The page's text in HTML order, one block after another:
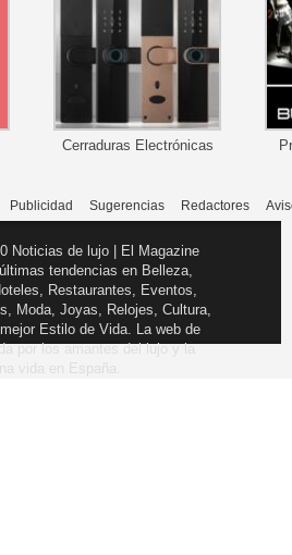
Cerraduras Electrónicas
Publicidad Sugerencias Redactores
Noticias de lujo | El Magazine
tendencias en Belleza,
Restaurantes, Eventos,
Moda, Joyas, Relojes, Cultura,
Estilo de Vida. La web de
por los amantes del lujo y la